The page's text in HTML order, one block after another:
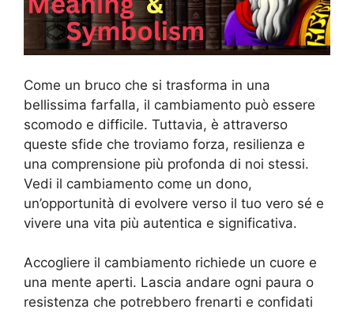
Come un bruco che si trasforma in una
bellissima farfalla, il cambiamento può essere
scomodo e difficile. Tuttavia, è attraverso
queste sfide che troviamo forza, resilienza e
una comprensione più profonda di noi stessi.
Vedi il cambiamento come un dono,
un’opportunità di evolvere verso il tuo vero sé e
vivere una vita più autentica e significativa.
Accogliere il cambiamento richiede un cuore e
una mente aperti. Lascia andare ogni paura o
resistenza che potrebbero frenarti e confidati